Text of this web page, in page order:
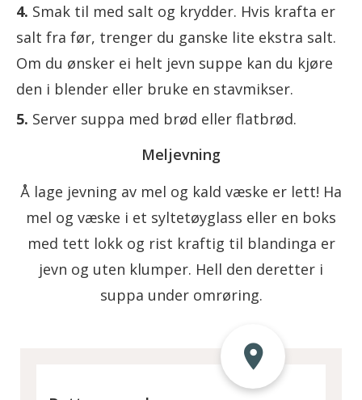
Smak til med salt og krydder. Hvis krafta er
salt fra før, trenger du ganske lite ekstra salt.
Om du ønsker ei helt jevn suppe kan du kjøre
den i blender eller bruke en stavmikser.
Server suppa med brød eller flatbrød.
Meljevning
Å lage jevning av mel og kald væske er lett! Ha
mel og væske i et syltetøyglass eller en boks
med tett lokk og rist kraftig til blandinga er
jevn og uten klumper. Hell den deretter i
suppa under omrøring.